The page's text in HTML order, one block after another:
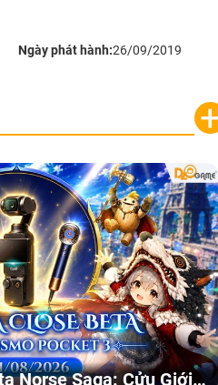
Ngày phát hành:26/09/2019
Norse Saga: Cửu Giới